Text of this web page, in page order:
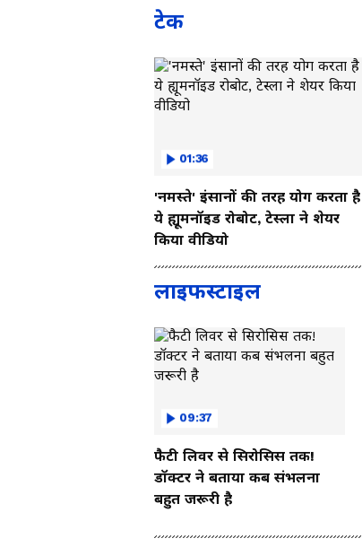
टेक
01:36
'नमस्ते' इंसानों की तरह योग करता है
ये ह्यूमनॉइड रोबोट, टेस्ला ने शेयर
किया वीडियो
लाइफस्टाइल
09:37
फैटी लिवर से सिरोसिस तक!
डॉक्टर ने बताया कब संभलना
बहुत जरूरी है